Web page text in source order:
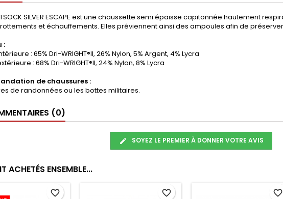
SILVER ESCAPE est une chaussette semi épaisse capitonnée hautement
et échauffements. Elles préviennent ainsi des ampoules afin de
:
: 65% Dri-WRIGHT®II, 26% Nylon, 5% Argent, 4% Lycra
: 68% Dri-WRIGHT®II, 24% Nylon, 8% Lycra
de chaussures :
de randonnées ou les bottes militaires.
(0)
SOYEZ LE PREMIER À DONNER VOTRE AVIS
ACHETÉS ENSEMBLE...
favorite_border favorite_border favorite_border